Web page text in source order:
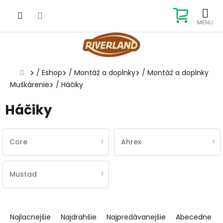
KOŠÍK
Domov
/ Eshop / Montáž a doplnky / Montáž a doplnky
Muškárenie
/ Háčiky
Háčiky
Core Ahrex
Mustad
aNajlacnejšie Najdrahšie Najpredávanejšie Abecedne